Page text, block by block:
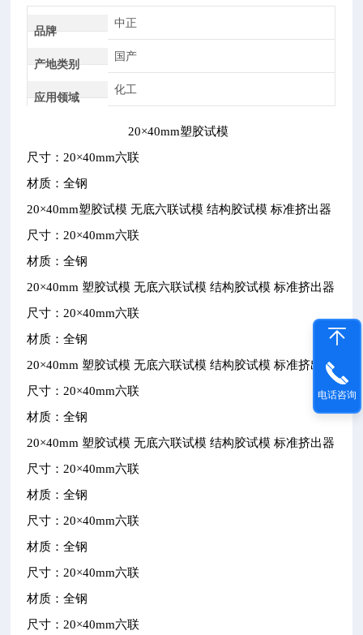
品牌
中正
产地类别
国产
应用领域
化工
20×40mm塑胶试模
尺寸： 20×40mm六联
材质：全钢
20×40mm塑胶试模 无底六联试模 结构胶试模 标准挤出器
尺寸： 20×40mm六联
材质：全钢
20×40mm 塑胶试模 无底六联试模 结构胶试模 标准挤出器
尺寸： 20×40mm六联
材质：全钢
20×40mm 塑胶试模 无底六联试模 结构胶试模 标准挤出器
尺寸： 20×40mm六联
材质：全钢
20×40mm 塑胶试模 无底六联试模 结构胶试模 标准挤出器
尺寸： 20×40mm六联
材质：全钢
尺寸： 20×40mm六联
材质：全钢
尺寸： 20×40mm六联
材质：全钢
尺寸： 20×40mm六联
电话咨询